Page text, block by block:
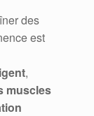
des
est
,
muscles